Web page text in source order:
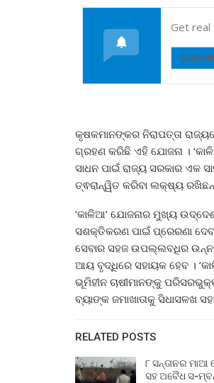
Get real
କୃଷକମାନଙ୍କର ନିରାପତ୍ତା
ଗ୍ରହଣ କରିଛି ଏହି ଯୋଜନା ।
ସାଧନ ପାଇଁ ରାଜ୍ୟ ସରକାର ଏକ
ତ୍ଵରାନ୍ୱିତ କରିବା ଲକ୍ଷ୍ୟ
‘କାଳିଆ’ ଯୋଜନାର ମୁଖ୍ୟ
ସଶକ୍ତିକରଣ ପାଇଁ ପ୍ରେରଣା
ସେବାର ସହଜ ଉପଲ୍ଲବଧିର
ଆୟ ବୃଦ୍ଧିରେ ସହାୟକ ହେବ ।
ଭୂମିହୀନ ଚାଷୀମାନଙ୍କୁ
ବ୍ୟାଙ୍କ ଜମାଖାତାକୁ ସିଧାସଳଖ
RELATED POSTS
୮ ସନ୍ତାନର
ସହ ଅବୈଧ ସ-